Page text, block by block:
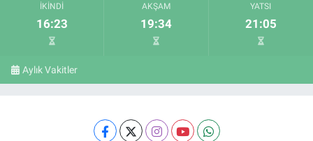
İKINDI
16:23
AKŞAM
19:34
YATSI
21:05
Aylık Vakitler